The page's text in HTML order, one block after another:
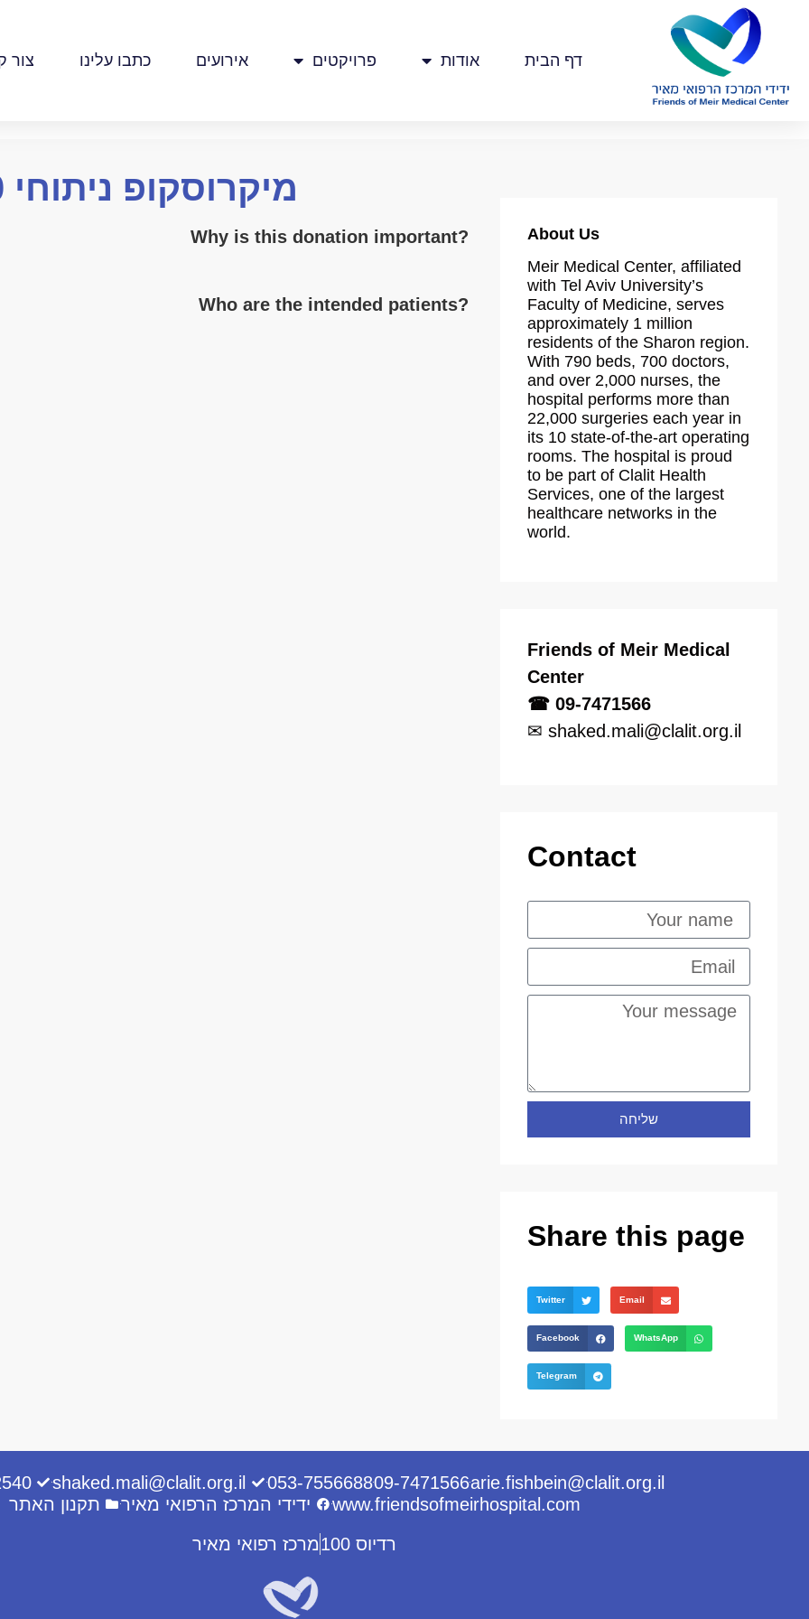
דף הבית אודות פרויקטים אירועים כתבו עלינו צור
About Us
Meir Medical Center, affiliated
with Tel Aviv University’s
Faculty of Medicine, serves
approximately 1 million
residents of the Sharon region.
With 790 beds, 700 doctors,
and over 2,000 nurses, the
hospital performs more than
22,000 surgeries each year in
its 10 state-of-the-art operating
rooms. The hospital is proud
to be part of Clalit Health
Services, one of the largest
healthcare networks in the
world.
Friends of Meir Medical
Center
☎ 09-7471566
✉ shaked.mali@clalit.org.il
Contact
שליחה
Share this page
Email
Twitter
WhatsApp
Facebook
Telegram
מיקרוסקופ ניתוחי ARTEVO 850
Why is this donation important?
Who are the intended patients?
arie.fishbein@clalit.org.il
09-7471566
053-7556688
shaked.mali@clalit.org.il
www.friendsofmeirhospital.com
ידידי המרכז הרפואי מאיר
תקנון האתר
רדיוס 100
מרכז רפואי מאיר